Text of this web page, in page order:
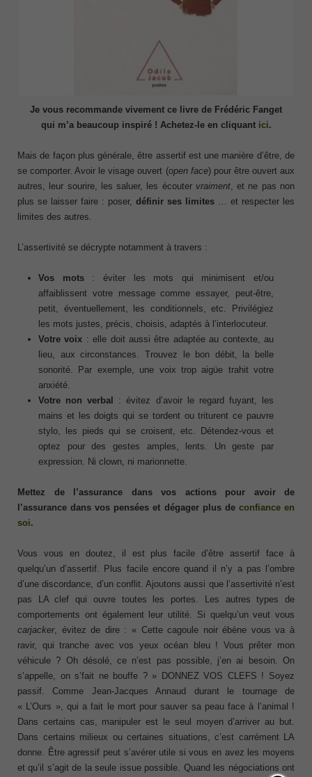
Je vous recommande vivement ce livre de Frédéric Fanget
qui m’a beaucoup inspiré ! Achetez-le en cliquant ici.
Mais de façon plus générale, être assertif est une manière d’être, de
se comporter. Avoir le visage ouvert (open face) pour être ouvert aux
autres, leur sourire, les saluer, les écouter vraiment, et ne pas non
plus se laisser faire : poser, définir ses limites … et respecter les
limites des autres.
L’assertivité se décrypte notamment à travers :
Vos mots: éviter les mots qui minimisent et/ou
affaiblissent votre message comme essayer, peut-être,
petit, éventuellement, les conditionnels, etc. Privilégiez
les mots justes, précis, choisis, adaptés à l’interlocuteur.
Votre voix : elle doit aussi être adaptée au contexte, au
lieu, aux circonstances. Trouvez le bon débit, la belle
sonorité. Par exemple, une voix trop aigüe trahit votre
anxiété.
Votre non verbal : évitez d’avoir le regard fuyant, les
mains et les doigts qui se tordent ou triturent ce pauvre
stylo, les pieds qui se croisent, etc. Détendez-vous et
optez pour des gestes amples, lents. Un geste par
expression. Ni clown, ni marionnette.
Mettez de l’assurance dans vos actions pour avoir de
l’assurance dans vos pensées et dégager plus de confiance en
soi.
Vous vous en doutez, il est plus facile d’être assertif face à
quelqu’un d’assertif. Plus facile encore quand il n’y a pas l’ombre
d’une discordance, d’un conflit. Ajoutons aussi que l’assertivité n’est
pas LA clef qui ouvre toutes les portes. Les autres types de
comportements ont également leur utilité. Si quelqu’un veut vous
carjacker, évitez de dire : « Cette cagoule noir ébène vous va à
ravir, qui tranche avec vos yeux océan bleu ! Vous prêter mon
véhicule ? Oh désolé, ce n’est pas possible, j’en ai besoin. On
s’appelle, on s’fait ne bouffe ? » DONNEZ VOS CLEFS ! Soyez
passif. Comme Jean-Jacques Annaud durant le tournage de
« L’Ours », qui a fait le mort pour sauver sa peau face à l’animal !
Dans certains cas, manipuler est le seul moyen d’arriver au but.
Dans certains milieux ou certaines situations, c’est carrément LA
donne. Être agressif peut s’avérer utile si vous en avez les moyens
et qu’il s’agit de la seule issue possible. Quand les négociations ont